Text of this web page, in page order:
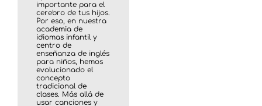
importante para el
cerebro de tus hijos.
Por eso, en nuestra
academia de
idiomas infantil y
centro de
enseñanza de inglés
para niños, hemos
evolucionado el
concepto
tradicional de
clases. Más allá de
usar canciones y